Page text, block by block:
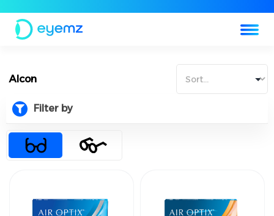
Alcon
Filter by